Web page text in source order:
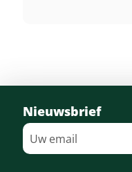
Nieuwsbrief